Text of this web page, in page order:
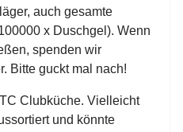
auch gesamte
x Duschgel). Wenn
spenden wir
Bitte guckt mal nach!
Clubküche. Vielleicht
und könnte